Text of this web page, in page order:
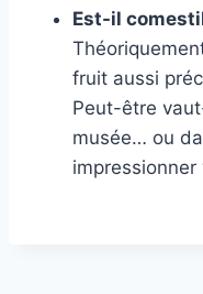
Est-il
fruit aussi
Peut-être
musée… ou
impressionner